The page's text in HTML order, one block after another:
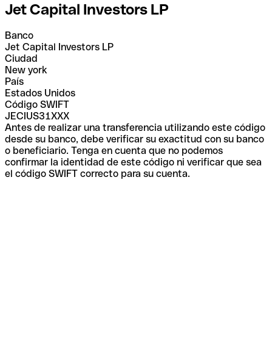
Jet Capital Investors LP
Banco
Jet Capital Investors LP
Ciudad
New york
País
Estados Unidos
Código SWIFT
JECIUS31XXX
Antes de realizar una transferencia utilizando este código
desde su banco, debe verificar su exactitud con su banco
o beneficiario. Tenga en cuenta que no podemos
confirmar la identidad de este código ni verificar que sea
el código SWIFT correcto para su cuenta.